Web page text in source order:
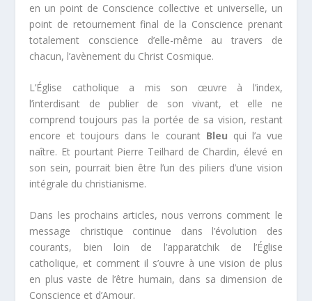
en un point de Conscience collective et universelle, un
point de retournement final de la Conscience prenant
totalement conscience d’elle-même au travers de
chacun, l’avènement du Christ Cosmique.
L’Église catholique a mis son œuvre à l’index,
l’interdisant de publier de son vivant, et elle ne
comprend toujours pas la portée de sa vision, restant
encore et toujours dans le courant Bleu qui l’a vue
naître. Et pourtant Pierre Teilhard de Chardin, élevé en
son sein, pourrait bien être l’un des piliers d’une vision
intégrale du christianisme.
Dans les prochains articles, nous verrons comment le
message christique continue dans l’évolution des
courants, bien loin de l’apparatchik de l’Église
catholique, et comment il s’ouvre à une vision de plus
en plus vaste de l’être humain, dans sa dimension de
Conscience et d’Amour.